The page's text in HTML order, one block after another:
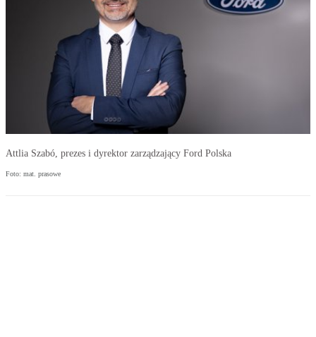
Attlia Szabó, prezes i dyrektor zarządzający Ford Polska
Foto: mat. prasowe